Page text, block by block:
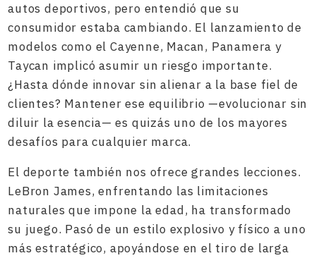
autos deportivos, pero entendió que su
consumidor estaba cambiando. El lanzamiento de
modelos como el Cayenne, Macan, Panamera y
Taycan implicó asumir un riesgo importante.
¿Hasta dónde innovar sin alienar a la base fiel de
clientes? Mantener ese equilibrio —evolucionar sin
diluir la esencia— es quizás uno de los mayores
desafíos para cualquier marca.
El deporte también nos ofrece grandes lecciones.
LeBron James, enfrentando las limitaciones
naturales que impone la edad, ha transformado
su juego. Pasó de un estilo explosivo y físico a uno
más estratégico, apoyándose en el tiro de larga